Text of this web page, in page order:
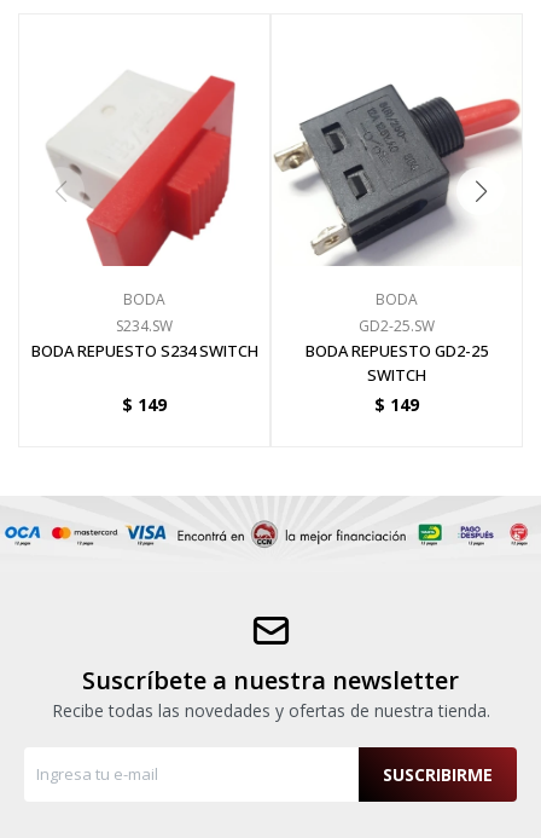
BODA
S234.SW
BODA REPUESTO S234 SWITCH
$ 149
BODA
GD2-25.SW
BODA REPUESTO GD2-25
SWITCH
$ 149
Suscríbete a nuestra newsletter
Recibe todas las novedades y ofertas de nuestra tienda.
SUSCRIBIRME
Sanitaria
Soldadoras y Accesorios